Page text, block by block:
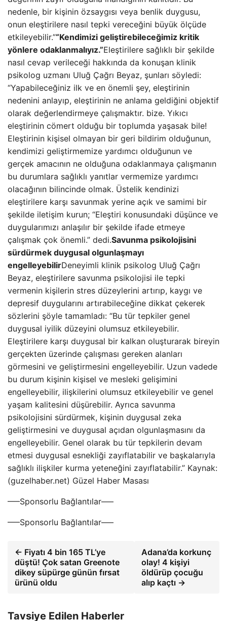
nedenle, bir kişinin özsaygısı veya benlik duygusu,
onun eleştirilere nasıl tepki vereceğini büyük ölçüde
etkileyebilir.”“Kendimizi geliştirebileceğimiz kritik
yönlere odaklanmalıyız.”Eleştirilere sağlıklı bir şekilde
nasıl cevap verileceği hakkında da konuşan klinik
psikolog uzmanı Uluğ Çağrı Beyaz, şunları söyledi:
“Yapabileceğiniz ilk ve en önemli şey, eleştirinin
nedenini anlayıp, eleştirinin ne anlama geldiğini objektif
olarak değerlendirmeye çalışmaktır. bize. Yıkıcı
eleştirinin cömert olduğu bir toplumda yaşasak bile!
Eleştirinin kişisel olmayan bir geri bildirim olduğunun,
kendimizi geliştirmemize yardımcı olduğunun ve
gerçek amacının ne olduğuna odaklanmaya çalışmanın
bu durumlara sağlıklı yanıtlar vermemize yardımcı
olacağının bilincinde olmak. Üstelik kendinizi
eleştirilere karşı savunmak yerine açık ve samimi bir
şekilde iletişim kurun; “Eleştiri konusundaki düşünce ve
duygularımızı anlaşılır bir şekilde ifade etmeye
çalışmak çok önemli.” dedi.Savunma psikolojisini
sürdürmek duygusal olgunlaşmayı
engelleyebilirDeneyimli klinik psikolog Uluğ Çağrı
Beyaz, eleştirilere savunma psikolojisi ile tepki
vermenin kişilerin stres düzeylerini artırıp, kaygı ve
depresif duygularını artırabileceğine dikkat çekerek
sözlerini şöyle tamamladı: “Bu tür tepkiler genel
duygusal iyilik düzeyini olumsuz etkileyebilir.
Eleştirilere karşı duygusal bir kalkan oluşturarak bireyin
gerçekten üzerinde çalışması gereken alanları
görmesini ve geliştirmesini engelleyebilir. Uzun vadede
bu durum kişinin kişisel ve mesleki gelişimini
engelleyebilir, ilişkilerini olumsuz etkileyebilir ve genel
yaşam kalitesini düşürebilir. Ayrıca savunma
psikolojisini sürdürmek, kişinin duygusal zeka
geliştirmesini ve duygusal açıdan olgunlaşmasını da
engelleyebilir. Genel olarak bu tür tepkilerin devam
etmesi duygusal esnekliği zayıflatabilir ve başkalarıyla
sağlıklı ilişkiler kurma yeteneğini zayıflatabilir.” Kaynak:
(guzelhaber.net) Güzel Haber Masası
—–Sponsorlu Bağlantılar—–
—–Sponsorlu Bağlantılar—–
← Fiyatı 4 bin 165 TL’ye
düştü! Çok satan Greenote
dikey süpürge günün fırsat
ürünü oldu
Adana’da korkunç
olay! 4 kişiyi
öldürüp çocuğu
alıp kaçtı →
Tavsiye Edilen Haberler